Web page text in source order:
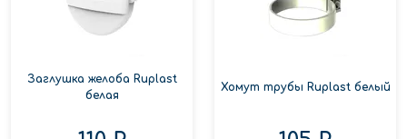
Заглушка желоба Ruplast
белая
Хомут трубы Ruplast белый